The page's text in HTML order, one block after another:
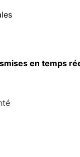
en temps